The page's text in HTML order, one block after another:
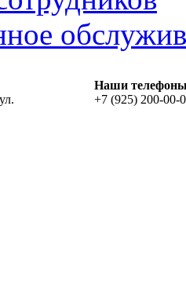
Наши
+7 (925) 200-00-